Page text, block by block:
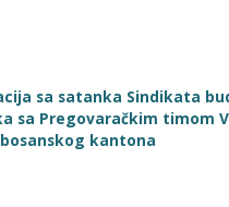
sa satanka Sindikata
sa Pregovaračkim timom
kantona